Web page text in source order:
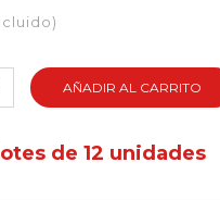
de 12 unidades